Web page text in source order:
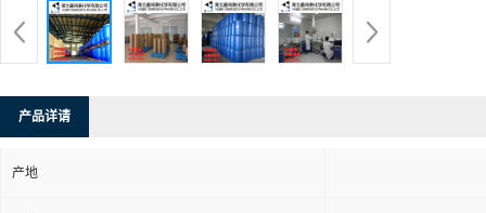
产品详请
产地